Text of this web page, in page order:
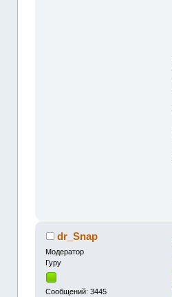
dr_Snap
Модератор
Гуру
Сообщений: 3445